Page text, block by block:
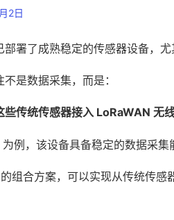
2日
署了成熟稳定的传感器设备，
是数据采集，而是：
传统传感器接入 LoRaWAN 无
例，该设备具备稳定的数据采集
的组合方案，可以实现从传统传感